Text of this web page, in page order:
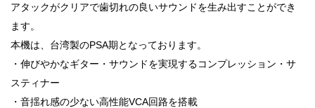
アタックがクリアで歯切れの良いサウンドを生み出すことができ
ます。
本機は、台湾製のPSA期となっております。
・伸びやかなギター・サウンドを実現するコンプレッション・サ
スティナー
・音揺れ感の少ない高性能VCA回路を搭載